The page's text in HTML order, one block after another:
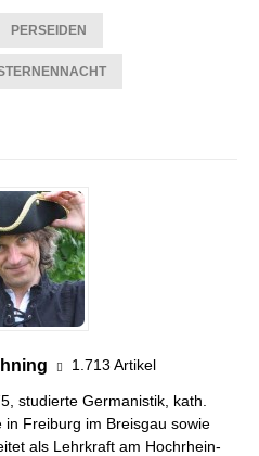
PERSEIDEN
1.713 Artikel
studierte Germanistik, kath.
Freiburg im Breisgau sowie
als Lehrkraft am Hochrhein-